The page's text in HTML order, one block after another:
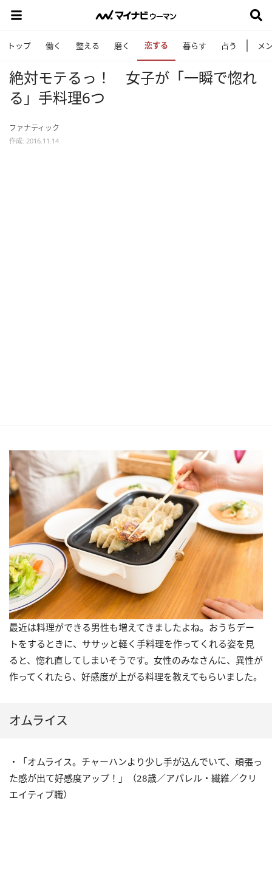
トップ 働く 整える 磨く 恋する 暮らす 占う メ
絶対モテるっ！ 女子が「一瞬で惚れ
る」手料理6つ
ファナティック
作成: 2016.11.14
最近は料理ができる男性も増えてきましたよね。おうちデー
トをするときに、ササッと軽く手料理を作ってくれる姿を見
ると、惚れ直してしまいそうです。女性のみなさんに、異性が
作ってくれたら、好感度が上がる料理を教えてもらいました。
オムライス
・「オムライス。チャーハンより少し手が込んでいて、頑張っ
た感が出て好感度アップ！」（28歳／アパレル・繊維／クリ
エイティブ職）